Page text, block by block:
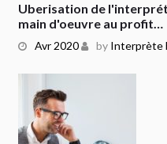
Avr 2020 by Interprète
Uberisation de
main d'oeuvre au profit…